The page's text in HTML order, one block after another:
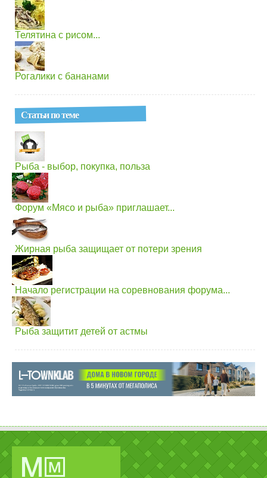
Телятина с рисом...
Рогалики с бананами
Статьи по теме
Рыба - выбор, покупка, польза
Форум «Мясо и рыба» приглашает...
Жирная рыба защищает от потери зрения
Начало регистрации на соревнования форума...
Рыба защитит детей от астмы